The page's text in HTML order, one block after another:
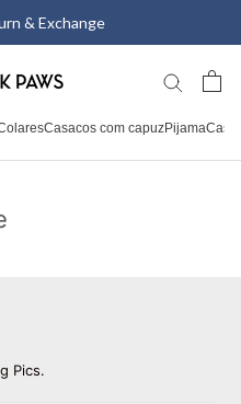
& Exchange
Casacos com capuzPijama
Pics.